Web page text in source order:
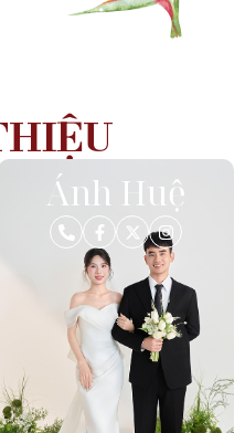
Ánh Huệ